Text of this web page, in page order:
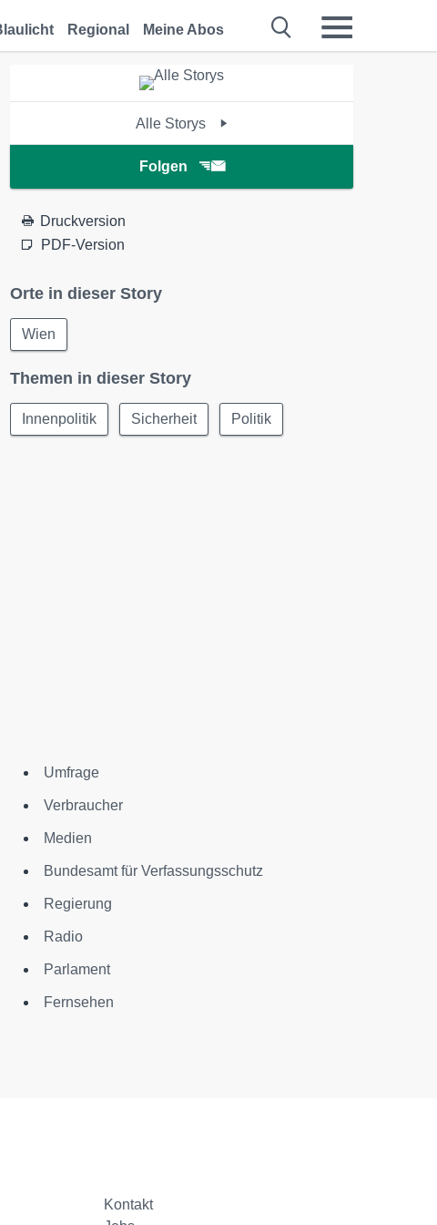
Regional Meine Abos
Alle Storys
Folgen
Druckversion
PDF-Version
Orte in dieser Story
Wien
Themen in dieser Story
Innenpolitik Sicherheit Politik
Umfrage
Verbraucher
Medien
Bundesamt für Verfassungsschutz
Regierung
Radio
Parlament
Fernsehen
Kontakt